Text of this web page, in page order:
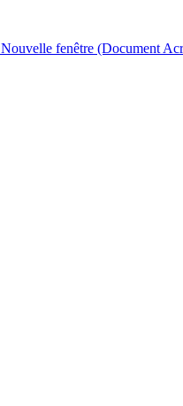
Nouvelle fenêtre (Document